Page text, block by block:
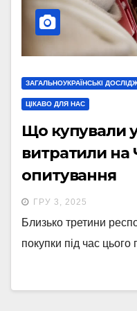
ЗАГАЛЬНОУКРАЇНСЬКІ
ЦІКАВО ДЛЯ НАС
Що купували
витратили на
опитування
ГРУ 3, 2025
Близько третини
покупки під час цього